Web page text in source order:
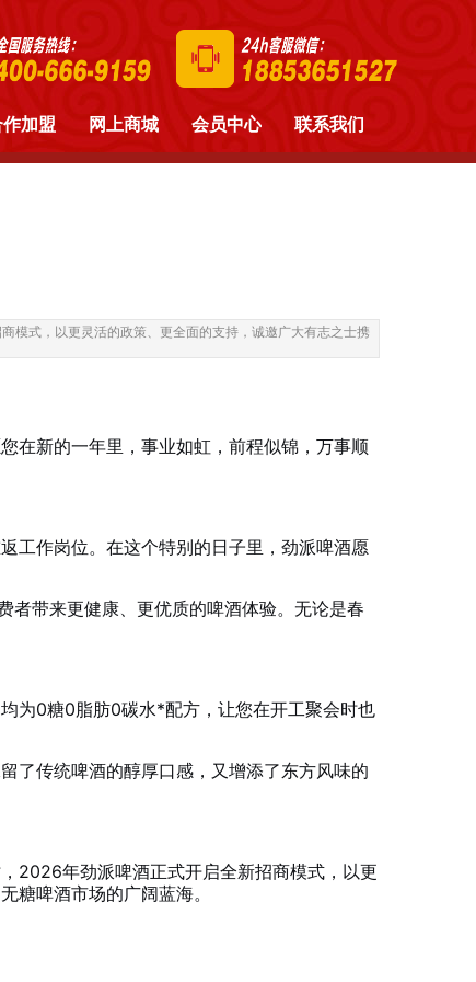
加盟 网上商城 会员中心 联系我们
模式，以更灵活的政策、更全面的支持，诚邀广大有志之士携
在新的一年里，事业如虹，前程似锦，万事顺
工作岗位。在这个特别的日子里，劲派啤酒愿
者带来更健康、更优质的啤酒体验。无论是春
为0糖0脂肪0碳水*配方，让您在开工聚会时也
了传统啤酒的醇厚口感，又增添了东方风味的
2026年劲派啤酒正式开启全新招商模式，以更
糖啤酒市场的广阔蓝海。